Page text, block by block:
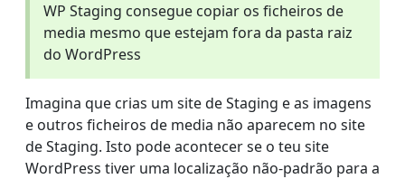
WP Staging consegue copiar os ficheiros de
media mesmo que estejam fora da pasta raiz
do WordPress
Imagina que crias um site de Staging e as imagens
e outros ficheiros de media não aparecem no site
de Staging. Isto pode acontecer se o teu site
WordPress tiver uma localização não-padrão para a